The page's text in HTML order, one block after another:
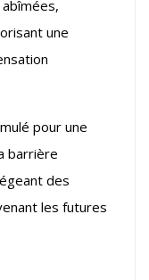
une
pour une
barrière
des
les futures